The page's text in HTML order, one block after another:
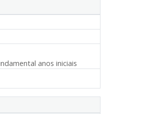
anos iniciais